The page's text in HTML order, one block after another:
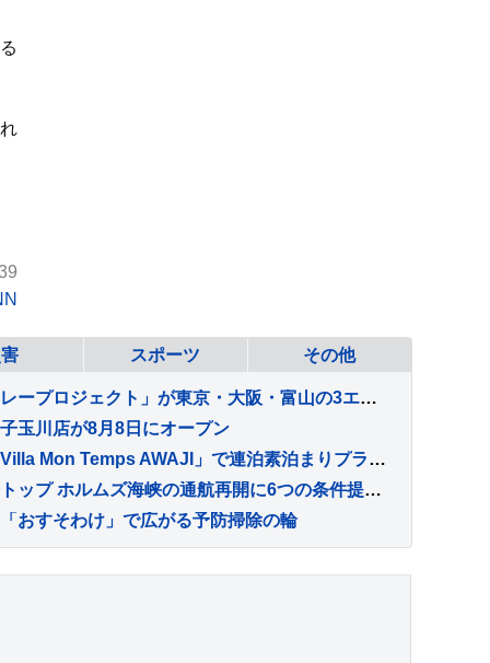
スポーツ その他
熊本復興支援「フラワーリレープロジェクト」が東京・大阪・富山の3エリアで同時開催
玉川店が8月8日にオープン
淡路島の一棟貸しヴィラ「Villa Mon Temps AWAJI」で連泊素泊まりプランが登場
イラン最高安全保障委員会トップ ホルムズ海峡の通航再開に6つの条件提示 アメリカに制裁や海上封鎖の解除など要求
おすそわけ」で広がる予防掃除の輪